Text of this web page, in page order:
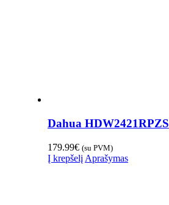
Dahua HDW2421RPZS
179.99€ (su PVM)
Į krepšelį Aprašymas